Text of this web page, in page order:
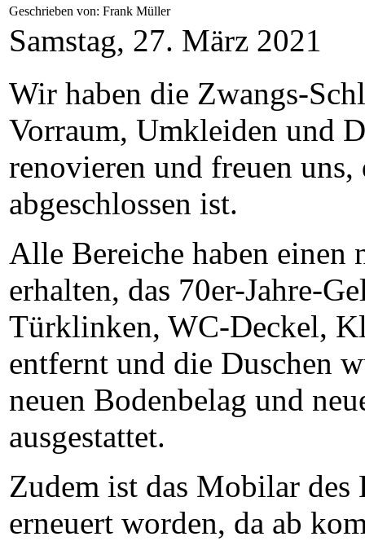
Geschrieben von: Frank Müller
Samstag, 27. März 2021
Wir haben die Zwangs-
Vorraum, Umkleiden und
renovieren und freuen uns,
abgeschlossen ist.
Alle Bereiche haben einen
erhalten, das 70er-Jahre-
Türklinken, WC-Deckel,
entfernt und die Duschen
neuen Bodenbelag und
ausgestattet.
Zudem ist das Mobilar des
erneuert worden, da ab